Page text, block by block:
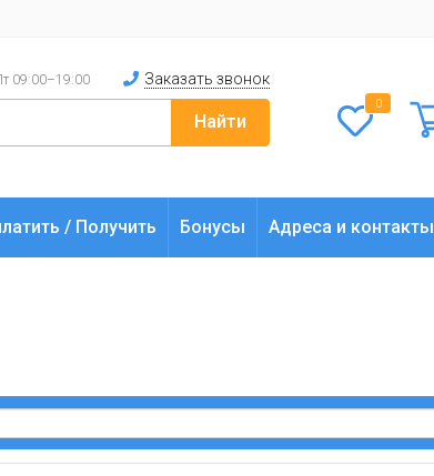
09:00–19:00 Заказать звонок
Найти
0
/ Получить Бонусы Адреса и контакты